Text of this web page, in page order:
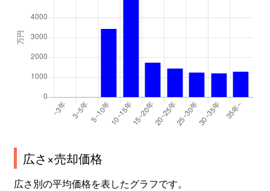
広さ×売却価格
広さ別の平均価格を表したグラフです。